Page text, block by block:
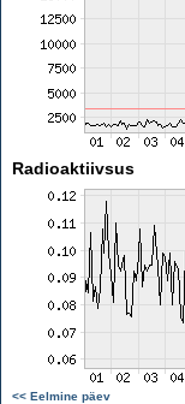
Radioaktiivsus
<< Eelmine päev